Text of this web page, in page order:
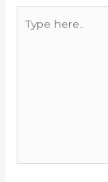
here..